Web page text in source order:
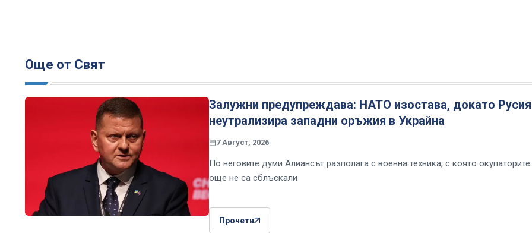
Още от Свят
Залужни предупреждава: НАТО изостава, докато Русия
неутрализира западни оръжия в Украйна
7 Август, 2026
По неговите думи Алиансът разполага с военна техника, с която окупаторите
още не са сблъскали
Прочети